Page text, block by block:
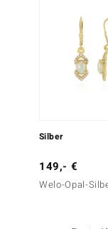
BY DE MELO
Silber
149,- €
Welo-Opal-